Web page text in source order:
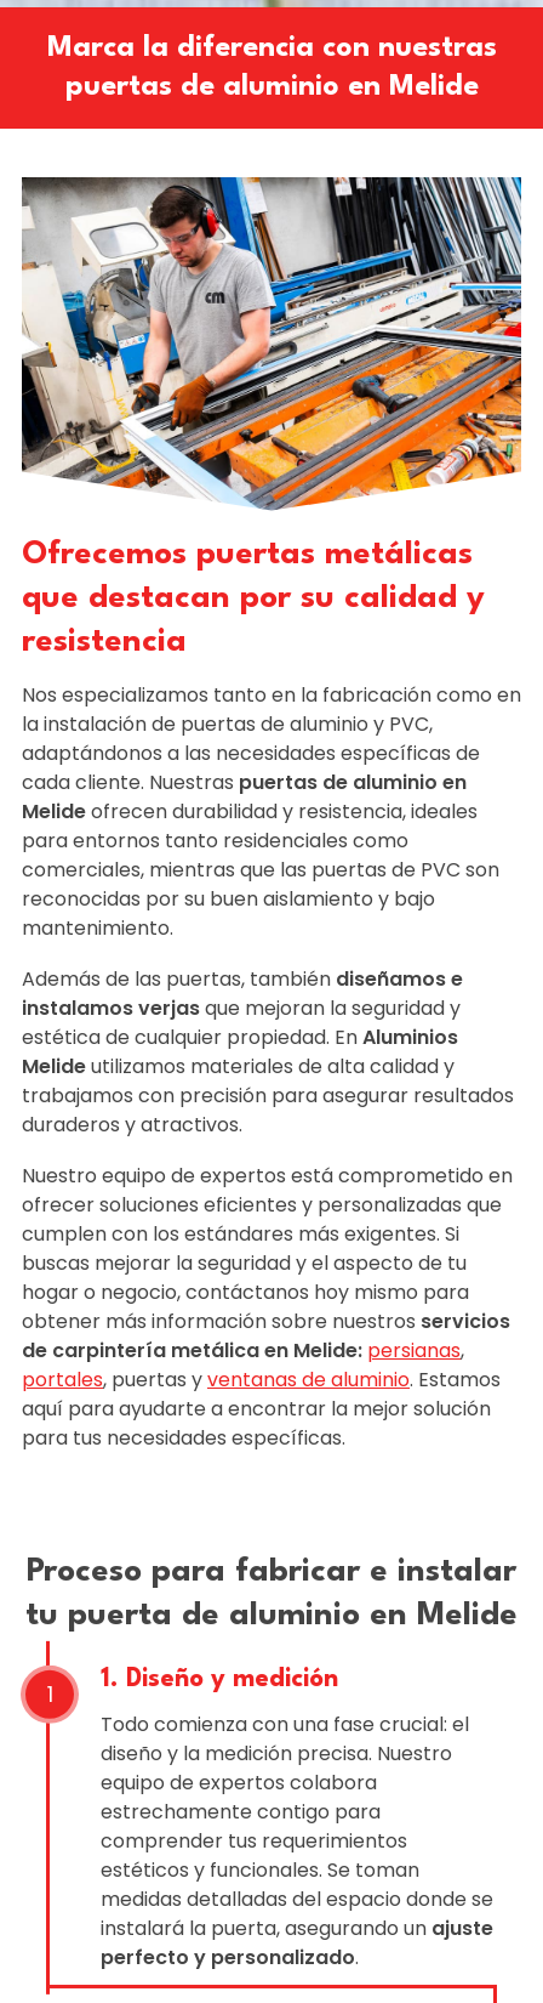
Marca la diferencia con nuestras
puertas de aluminio en Melide
Ofrecemos puertas metálicas
que destacan por su calidad y
resistencia
Nos especializamos tanto en la fabricación como en
la instalación de puertas de aluminio y PVC,
adaptándonos a las necesidades específicas de
cada cliente. Nuestras puertas de aluminio en
Melideofrecen durabilidad y resistencia, ideales
para entornos tanto residenciales como
comerciales, mientras que las puertas de PVC son
reconocidas por su buen aislamiento y bajo
mantenimiento.
Además de las puertas, también diseñamos e
instalamos verjasque mejoran la seguridad y
estética de cualquier propiedad. EnAluminios
Melideutilizamos materiales de alta calidad y
trabajamos con precisión para asegurar resultados
duraderos y atractivos.
Nuestro equipo de expertos está comprometido en
ofrecer soluciones eficientes y personalizadas que
cumplen con los estándares más exigentes. Si
buscas mejorar la seguridad y el aspecto de tu
hogar o negocio, contáctanos hoy mismo para
obtener más información sobre nuestros servicios
de carpintería metálica en Melide: persianas,
portales, puertas yventanas de aluminio. Estamos
aquí para ayudarte a encontrar la mejor solución
para tus necesidades específicas.
Proceso para fabricar e instalar
tu puerta de aluminio en Melide
1. Diseño y medición
Todo comienza con una fase crucial: el
diseño y la medición precisa. Nuestro
equipo de expertos colabora
estrechamente contigo para
comprender tus requerimientos
estéticos y funcionales. Se toman
medidas detalladas del espacio donde se
instalará la puerta, asegurando un ajuste
perfecto y personalizado.